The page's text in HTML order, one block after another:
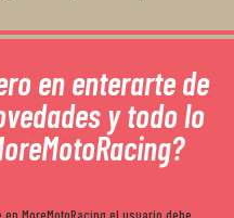
en enterarte de
y todo lo